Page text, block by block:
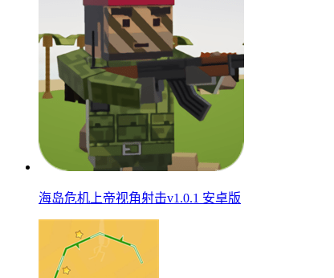
海岛危机上帝视角射击v1.0.1 安卓版